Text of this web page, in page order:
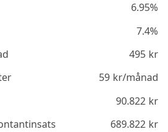
6.95%
7.4%
495kr
59kr/månad
90.822kr
689.822kr